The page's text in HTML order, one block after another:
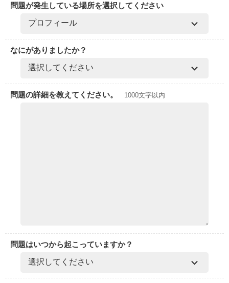
問題が発生している場所を選択してください
なにがありましたか？
問題の詳細を教えてください。 1000文字以内
問題はいつから起こっていますか？